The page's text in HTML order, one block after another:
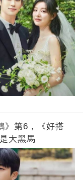
》第6，《好搭
大黑馬